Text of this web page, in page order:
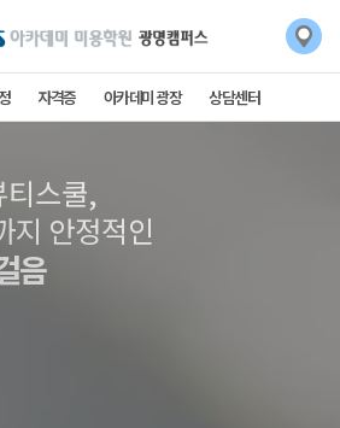
자격증 아카데미 광장 상담센터
스쿨,
지 안정적인
음
스쿨,